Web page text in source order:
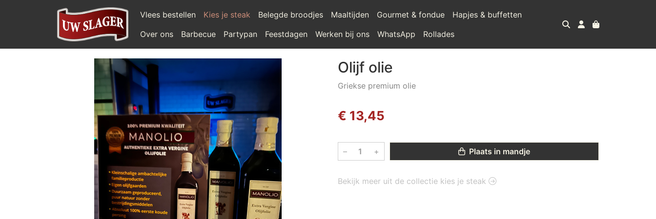
Vlees bestellen Kies je steak Belegde broodjes Maaltijden Gourmet & fondue
Hapjes & buffetten
Over ons
Barbecue Partypan Feestdagen Werken bij ons WhatsApp Rollades
Olijf olie
Griekse premium olie
€ 13,45
– + Plaats in mandje
Bekijk meer uit de collectie kies je steak